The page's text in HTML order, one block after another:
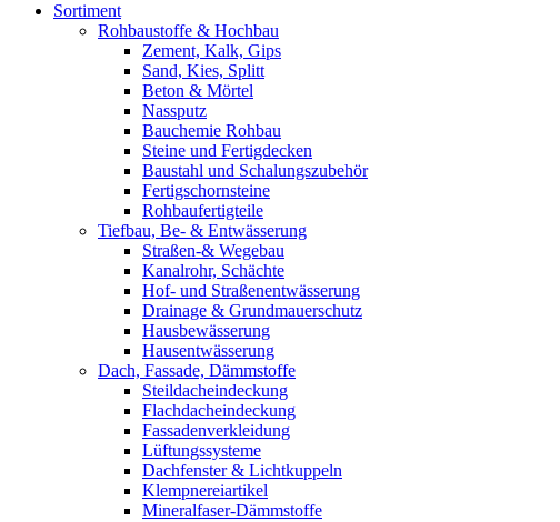
Sortiment
Rohbaustoffe & Hochbau
Zement, Kalk, Gips
Sand, Kies, Splitt
Beton & Mörtel
Nassputz
Bauchemie Rohbau
Steine und Fertigdecken
Baustahl und Schalungszubehör
Fertigschornsteine
Rohbaufertigteile
Tiefbau, Be- & Entwässerung
Straßen-& Wegebau
Kanalrohr, Schächte
Hof- und Straßenentwässerung
Drainage & Grundmauerschutz
Hausbewässerung
Hausentwässerung
Dach, Fassade, Dämmstoffe
Steildacheindeckung
Flachdacheindeckung
Fassadenverkleidung
Lüftungssysteme
Dachfenster & Lichtkuppeln
Klempnereiartikel
Mineralfaser-Dämmstoffe